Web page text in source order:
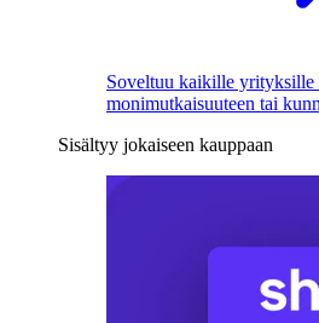
Soveltuu kaikille yrityksille
monimutkaisuuteen tai
Sisältyy jokaiseen kauppaan